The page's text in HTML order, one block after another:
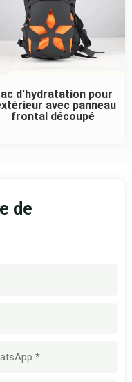
d'hydratation pour
avec panneau
frontal découpé
de